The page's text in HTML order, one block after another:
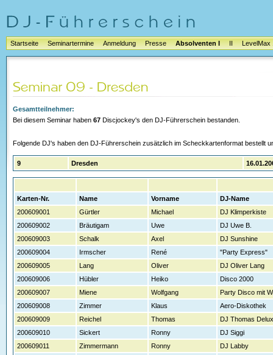
Startseite Seminartermine Anmeldung Presse Absolventen I II LevelMax
Gesamtteilnehmer:
Bei diesem Seminar haben 67 Discjockey's den DJ-Führerschein bestanden.
Folgende DJ's haben den DJ-Führerschein zusätzlich im Scheckkartenformat bestellt
9 Dresden
Karten-Nr. Name Vorname
DJ-Name
200609001
Gürtler Michael
DJ Klimperkiste
200609002
Bräutigam Uwe
DJ Uwe B.
200609003
Schalk Axel
DJ Sunshine
200609004
Irmscher René
"Party Express"
200609005
Lang Oliver
DJ Oliver Lang
200609006
Hübler Heiko
Disco 2000
200609007
Miene Wolfgang
Party Disco mit
200609008
Zimmer Klaus
Aero-Diskothek
200609009
Reichel Thomas
DJ Thomas
200609010
Sickert Ronny
DJ Siggi
200609011
Zimmermann Ronny
DJ Labby